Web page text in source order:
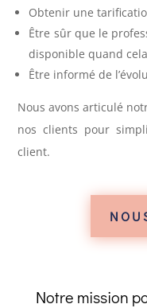
Obtenir une
Être sûr que le
disponible quand
Être informé de
Nous avons articulé
nos clients pour
client.
Notre mission